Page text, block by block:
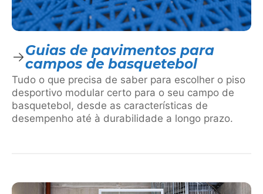
Guias de pavimentos para
campos de basquetebol
Tudo o que precisa de saber para escolher o piso
desportivo modular certo para o seu campo de
basquetebol, desde as características de
desempenho até à durabilidade a longo prazo.